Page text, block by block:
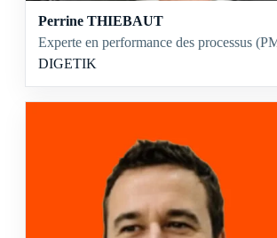
Perrine THIEBAUT
Experte en performance des processus
DIGETIK